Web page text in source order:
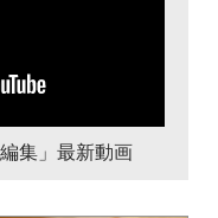
集」最新動画